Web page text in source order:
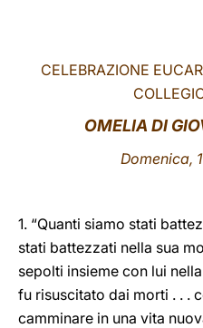
CELEBRAZIONE
OMELIA DI
Domenica,
1. “Quanti siamo stati
stati battezzati nella sua
sepolti insieme con lui
fu risuscitato dai morti . . .
camminare in una vita